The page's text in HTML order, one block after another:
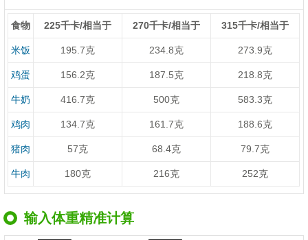
食物 225千卡/相当于 270千卡/相当于 315千卡/相当于
米饭 195.7克 234.8克 273.9克
鸡蛋 156.2克 187.5克 218.8克
牛奶 416.7克 500克 583.3克
鸡肉 134.7克 161.7克 188.6克
猪肉 57克 68.4克 79.7克
牛肉 180克 216克 252克
输入体重精准计算